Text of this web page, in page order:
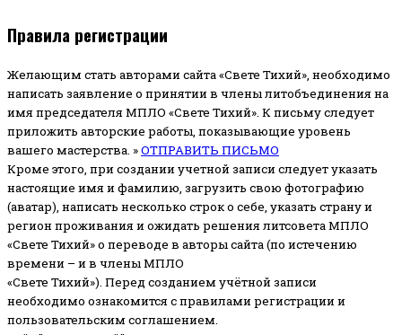
Правила регистрации
Желающим стать авторами сайта «Свете Тихий», необходимо
написать заявление о принятии в члены литобъединения на
имя председателя МПЛО «Свете Тихий». К письму следует
приложить авторские работы, показывающие уровень
вашего мастерства. »ОТПРАВИТЬ ПИСЬМО
Кроме этого, при создании учетной записи следует указать
настоящие имя и фамилию, загрузить свою фотографию
(аватар), написать несколько строк о себе, указать страну и
регион проживания и ожидать решения литсовета МПЛО
«Свете Тихий» о переводе в авторы сайта (по истечению
времени – и в члены МПЛО
«Свете Тихий»). Перед созданием учётной записи
необходимо ознакомится с правилами регистрации и
пользовательским соглашением.